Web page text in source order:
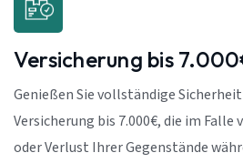
Versicherung bis
Genießen Sie vollständige
Versicherung bis 7.000€, die im Falle
oder Verlust Ihrer Gegenstände